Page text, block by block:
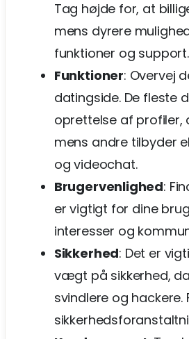
Tag højde for, at
mens dyrere
funktioner og support.
Funktioner: Overvej
datingside. De fleste
oprettelse af profiler,
mens andre tilbyder
og videochat.
Brugervenlighed:
er vigtigt for dine
interesser og
Sikkerhed: Det er
vægt på sikkerhed,
svindlere og